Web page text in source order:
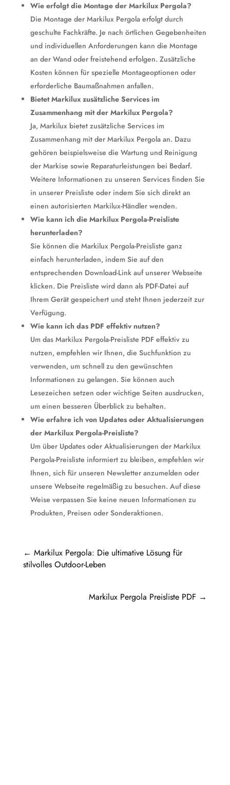
Wie erfolgt die Montage der Markilux Pergola?
Die Montage der Markilux Pergola erfolgt durch
geschulte Fachkräfte. Je nach örtlichen Gegebenheiten
und individuellen Anforderungen kann die Montage
an der Wand oder freistehend erfolgen. Zusätzliche
Kosten können für spezielle Montageoptionen oder
erforderliche Baumaßnahmen anfallen.
Bietet Markilux zusätzliche Services im
Zusammenhang mit der Markilux Pergola?
Ja, Markilux bietet zusätzliche Services im
Zusammenhang mit der Markilux Pergola an. Dazu
gehören beispielsweise die Wartung und Reinigung
der Markise sowie Reparaturleistungen bei Bedarf.
Weitere Informationen zu unseren Services finden Sie
in unserer Preisliste oder indem Sie sich direkt an
einen autorisierten Markilux-Händler wenden.
Wie kann ich die Markilux Pergola-Preisliste
herunterladen?
Sie können die Markilux Pergola-Preisliste ganz
einfach herunterladen, indem Sie auf den
entsprechenden Download-Link auf unserer Webseite
klicken. Die Preisliste wird dann als PDF-Datei auf
Ihrem Gerät gespeichert und steht Ihnen jederzeit zur
Verfügung.
Wie kann ich das PDF effektiv nutzen?
Um das Markilux Pergola-Preisliste PDF effektiv zu
nutzen, empfehlen wir Ihnen, die Suchfunktion zu
verwenden, um schnell zu den gewünschten
Informationen zu gelangen. Sie können auch
Lesezeichen setzen oder wichtige Seiten ausdrucken,
um einen besseren Überblick zu behalten.
Wie erfahre ich von Updates oder Aktualisierungen
der Markilux Pergola-Preisliste?
Um über Updates oder Aktualisierungen der Markilux
Pergola-Preisliste informiert zu bleiben, empfehlen wir
Ihnen, sich für unseren Newsletter anzumelden oder
unsere Webseite regelmäßig zu besuchen. Auf diese
Weise verpassen Sie keine neuen Informationen zu
Produkten, Preisen oder Sonderaktionen.
← Markilux Pergola: Die ultimative Lösung für
stilvolles Outdoor-Leben
Markilux Pergola Preisliste PDF →